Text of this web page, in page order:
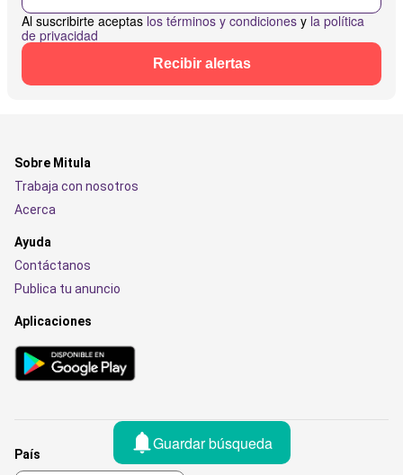
Al suscribirte aceptas los términos y condiciones y la política
de privacidad
Recibir alertas
Guardar búsqueda
Sobre Mitula
Trabaja con nosotros
Acerca
Ayuda
Contáctanos
Publica tu anuncio
Aplicaciones
País